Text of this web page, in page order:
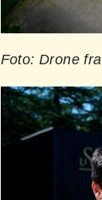
Foto: Drone